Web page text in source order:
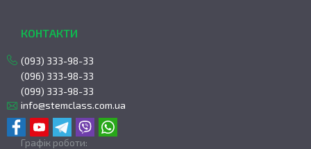
КОНТАКТИ
(093) 333-98-33
(096) 333-98-33
(099) 333-98-33
info@stemclass.com.ua
Графік роботи: